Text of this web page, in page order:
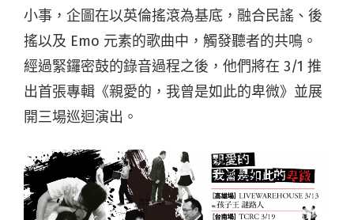
小事，企圖在以英倫搖滾為基底，融合民謠、後
搖以及 Emo 元素的歌曲中，觸發聽者的共鳴。
經過緊鑼密鼓的錄音過程之後，他們將在 3/1 推
出首張專輯《親愛的，我曾是如此的卑微》並展
開三場巡迴演出。